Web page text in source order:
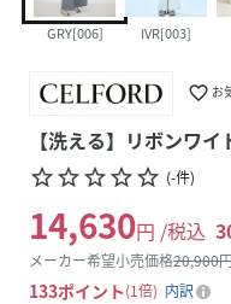
GRY[006] IVR[003]
favorite_border お
【洗える】リボンワ
star_borderstar_borderstar_borderstar_borderstar_border (-件)
14,630円 /税込
メーカー希望小売価格20,900
133ポイント 1倍 内訳